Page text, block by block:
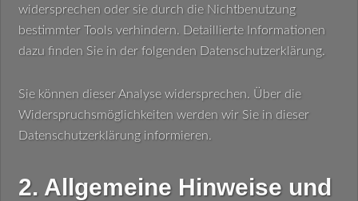
widersprechen oder sie durch die Nichtbenutzung
bestimmter Tools verhindern. Detaillierte Informationen
dazu finden Sie in der folgenden Datenschutzerklärung.
Sie können dieser Analyse widersprechen. Über die
Widerspruchsmöglichkeiten werden wir Sie in dieser
Datenschutzerklärung informieren.
2. Allgemeine Hinweise und